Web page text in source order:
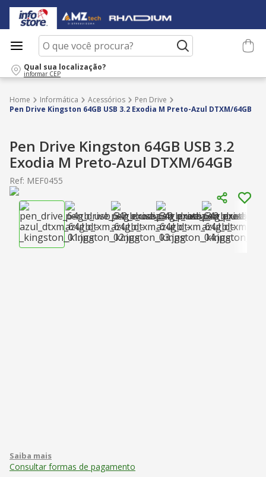
O que você procura?
Qual sua localização?
informar CEP
Informática Acessórios
Pen Drive
Pen Drive Kingston 64GB USB 3.2 Exodia M Preto-Azul DTXM/64GB
Pen Drive Kingston 64GB USB 3.2
Exodia M Preto-Azul DTXM/64GB
Ref: MEF0455
Consultar formas de pagamento